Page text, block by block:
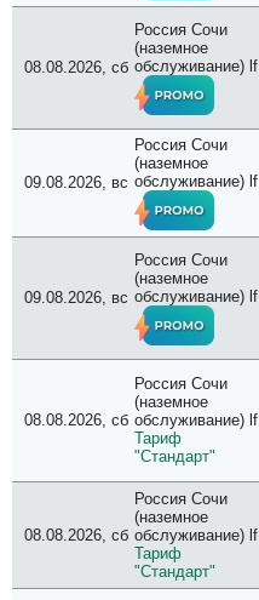
08.08.2026, сб
Россия Сочи
(наземное
обслуживание) lf
09.08.2026, вс
Россия Сочи
(наземное
обслуживание) lf
09.08.2026, вс
Россия Сочи
(наземное
обслуживание) lf
08.08.2026, сб
Россия Сочи
(наземное
обслуживание) lf
Тариф
"Стандарт"
08.08.2026, сб
Россия Сочи
(наземное
обслуживание) lf
Тариф
"Стандарт"